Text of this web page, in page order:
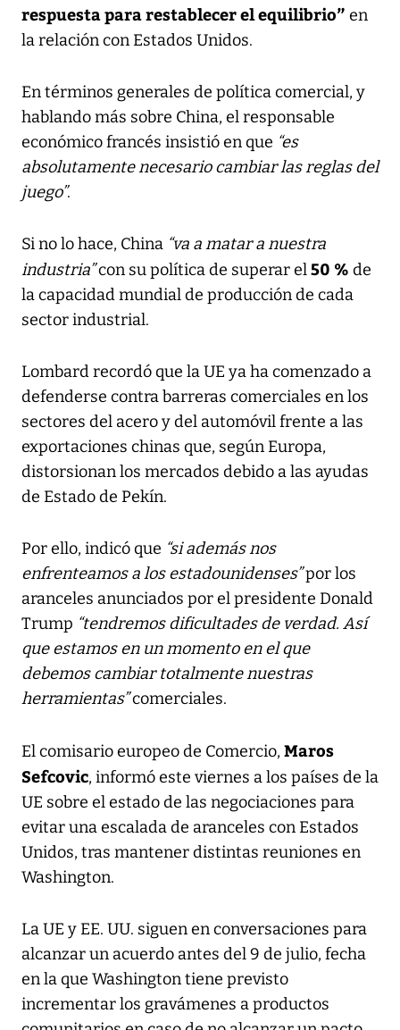
respuesta para restablecer el equilibrio” en
la relación con Estados Unidos.
En términos generales de política comercial, y
hablando más sobre China, el responsable
económico francés insistió en que “es
absolutamente necesario cambiar las reglas del
juego”.
Si no lo hace, China “va a matar a nuestra
industria”con su política de superar el50 % de
la capacidad mundial de producción de cada
sector industrial.
Lombard recordó que la UE ya ha comenzado a
defenderse contra barreras comerciales en los
sectores del acero y del automóvil frente a las
exportaciones chinas que, según Europa,
distorsionan los mercados debido a las ayudas
de Estado de Pekín.
Por ello, indicó que “si además nos
enfrenteamos a los estadounidenses”por los
aranceles anunciados por el presidente Donald
Trump “tendremos dificultades de verdad. Así
que estamos en un momento en el que
debemos cambiar totalmente nuestras
herramientas”comerciales.
El comisario europeo de Comercio, Maros
Sefcovic, informó este viernes a los países de la
UE sobre el estado de las negociaciones para
evitar una escalada de aranceles con Estados
Unidos, tras mantener distintas reuniones en
Washington.
La UE y EE. UU. siguen en conversaciones para
alcanzar un acuerdo antes del 9 de julio, fecha
en la que Washington tiene previsto
incrementar los gravámenes a productos